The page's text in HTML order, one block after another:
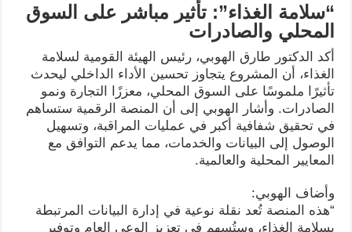
“سلامة الغذاء”: تأثير مباشر على السوق
المحلي والصادرات
أكد الدكتور طارق الهوبي، رئيس الهيئة القومية لسلامة
الغذاء، أن المشروع يتجاوز تحسين الأداء الداخلي ليحدث
تأثيرًا ملموسًا على السوق المحلي، معززًا التجارة ونمو
الصادرات. وأشار الهوبي إلى أن المنصة الرقمية ستساهم
في تحقيق شفافية أكبر في عمليات المراقبة، وتسهيل
الوصول إلى البيانات والخدمات، مما يدعم التوافق مع
المعايير المحلية والعالمية.
وأضاف الهوبي:
“هذه المنصة تُعد نقلة نوعية في إدارة البيانات المرتبطة
بسلامة الغذاء، وستُسهم في تعزيز الوعي العام وتوفير